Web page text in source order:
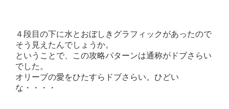
４段目の下に水とおぼしきグラフィックがあったので
そう見えたんでしょうか。
ということで、この攻略パターンは通称がドブさらい
でした。
オリーブの愛をひたすらドブさらい。ひどい
な・・・・